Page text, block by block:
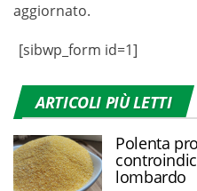
aggiornato.
[sibwp_form id=1]
ARTICOLI PIÙ LETTI
Polenta
lombardo